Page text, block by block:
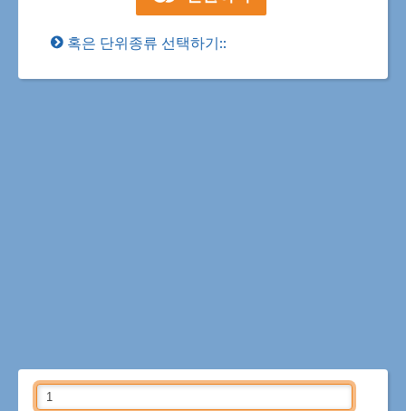
혹은 단위종류 선택하기::